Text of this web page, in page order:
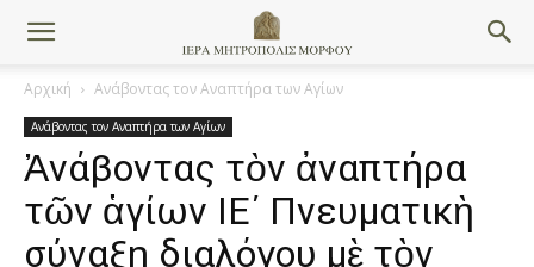
Αρχική Ανάβοντας τον Αναπτήρα των Αγίων
Ανάβοντας τον Αναπτήρα των Αγίων
Ἀνάβοντας τὸν ἀναπτήρα
τῶν ἁγίων ΙE΄ Πνευματικὴ
σύναξη διαλόγου μὲ τὸν